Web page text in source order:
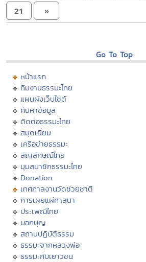
21 »
Go To Top
หน้าแรก
ทีมงานธรรมะไทย
แผนผังเว็บไซต์
ค้นหาข้อมูล
ติดต่อธรรมะไทย
สมุดเยี่ยม
เครือข่ายธรรมะ
สัญลักษณ์ไทย
มุมสมาชิกธรรมะไทย
Donation
เทศกาลงานวัดช่วยชาติ
การเผยแผ่ศาสนา
ประเพณีไทย
บอกบุญ
สถานปฏิบัติธรรม
ธรรมะจากหลวงพ่อ
ธรรมะกับเยาวชน